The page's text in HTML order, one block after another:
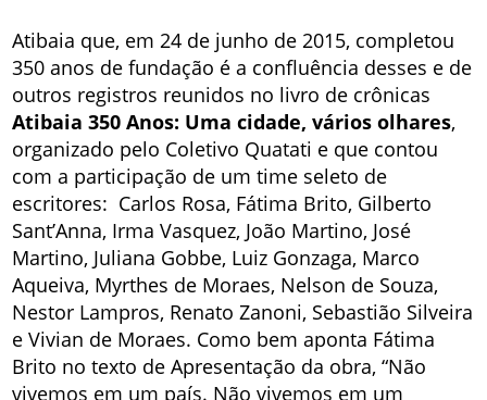
Atibaia que, em 24 de junho de 2015, completou
350 anos de fundação é a confluência desses e de
outros registros reunidos no livro de crônicas
Atibaia 350 Anos: Uma cidade, vários olhares,
organizado pelo Coletivo Quatati e que contou
com a participação de um time seleto de
escritores: Carlos Rosa, Fátima Brito, Gilberto
Sant’Anna, Irma Vasquez, João Martino, José
Martino, Juliana Gobbe, Luiz Gonzaga, Marco
Aqueiva, Myrthes de Moraes, Nelson de Souza,
Nestor Lampros, Renato Zanoni, Sebastião Silveira
e Vivian de Moraes. Como bem aponta Fátima
Brito no texto de Apresentação da obra, “Não
vivemos em um país. Não vivemos em um